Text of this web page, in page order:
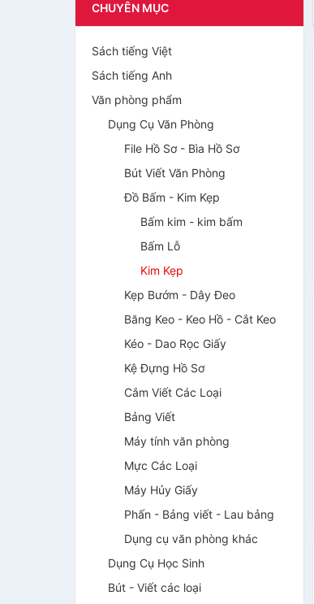
CHUYÊN MỤC
Sách tiếng Việt
Sách tiếng Anh
Văn phòng phẩm
Dụng Cụ Văn Phòng
File Hồ Sơ - Bìa Hồ Sơ
Bút Viết Văn Phòng
Đồ Bấm - Kim Kẹp
Bấm kim - kim bấm
Bấm Lỗ
Kim Kẹp
Kẹp Bướm - Dây Đeo
Băng Keo - Keo Hồ - Cắt Keo
Kéo - Dao Rọc Giấy
Kệ Đựng Hồ Sơ
Cắm Viết Các Loại
Bảng Viết
Máy tính văn phòng
Mực Các Loại
Máy Hủy Giấy
Phấn - Bảng viết - Lau bảng
Dụng cụ văn phòng khác
Dụng Cụ Học Sinh
Bút - Viết các loại